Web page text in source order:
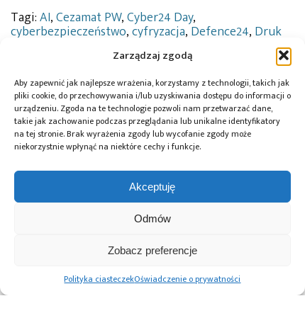
Zarządzaj zgodą
Aby zapewnić jak najlepsze wrażenia, korzystamy z technologii, takich jak
pliki cookie, do przechowywania i/lub uzyskiwania dostępu do informacji o
urządzeniu. Zgoda na te technologie pozwoli nam przetwarzać dane,
takie jak zachowanie podczas przeglądania lub unikalne identyfikatory
na tej stronie. Brak wyrażenia zgody lub wycofanie zgody może
niekorzystnie wpłynąć na niektóre cechy i funkcje.
Akceptuję
Odmów
Zobacz preferencje
Polityka ciasteczekOświadczenie o prywatności
Tagi:AI,Cezamat PW,Cyber24 Day,
cyberbezpieczeństwo,cyfryzacja,Defence24, Druk
elektronika drukowana Energetyka,
Jan Kozak,Krajowy Planu Odbudowy
Krzysztof Gawkowski Laboratorium Obwodów
Drukowanych i Montażu Elektronicznego,
Łukasiewicz - IMN,Łukasiewicz - Instytut Metali
Nieżelaznych,Łukasiewicz - Instytut
Mikroelektroniki i Fotoniki,Łukasiewicz - PIAP,
Łukasiewicz-ITR,MikroElektronika, mobilne maszyny
PCB,projekt ALU4CED,robotyka mobilna,sektor
sektor militarny,technologie PCB
Przeczytaj również: